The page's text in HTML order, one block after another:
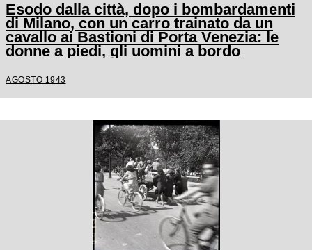
Esodo dalla città, dopo i bombardamenti
di Milano, con un carro trainato da un
cavallo ai Bastioni di Porta Venezia: le
donne a piedi, gli uomini a bordo
AGOSTO 1943